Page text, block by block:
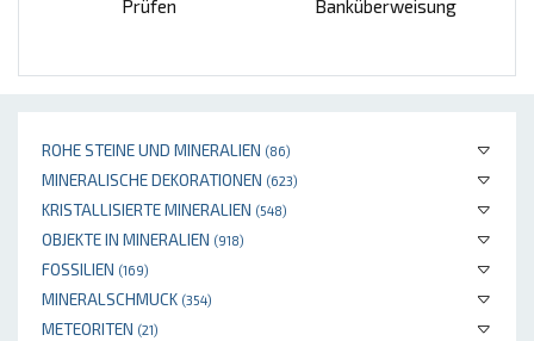
ROHE STEINE UND MINERALIEN (86)
MINERALISCHE DEKORATIONEN (623)
KRISTALLISIERTE MINERALIEN (548)
OBJEKTE IN MINERALIEN (918)
FOSSILIEN (169)
MINERALSCHMUCK (354)
METEORITEN (21)
Prüfen Banküberweisung